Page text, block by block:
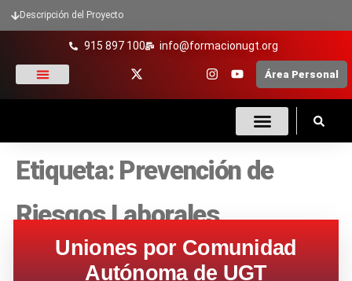
Descripción del Proyecto
915 897 100 info@formacionugt.org
Área Personal
Etiqueta: Prevención de
Riesgos Laborales
Uniones por Comunidad
Autónoma de UGT